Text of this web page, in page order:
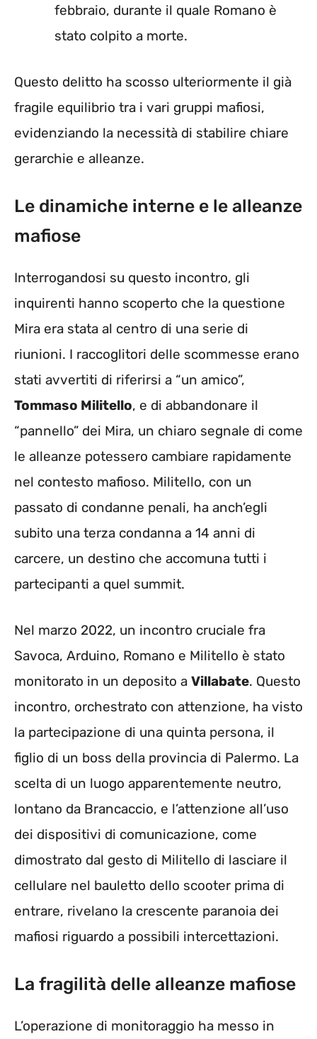
febbraio, durante il quale Romano è
stato colpito a morte.
Questo delitto ha scosso ulteriormente il già
fragile equilibrio tra i vari gruppi mafiosi,
evidenziando la necessità di stabilire chiare
gerarchie e alleanze.
Le dinamiche interne e le alleanze
mafiose
Interrogandosi su questo incontro, gli
inquirenti hanno scoperto che la questione
Mira era stata al centro di una serie di
riunioni. I raccoglitori delle scommesse erano
stati avvertiti di riferirsi a “un amico”,
Tommaso Militello, e di abbandonare il
“pannello” dei Mira, un chiaro segnale di come
le alleanze potessero cambiare rapidamente
nel contesto mafioso. Militello, con un
passato di condanne penali, ha anch’egli
subito una terza condanna a 14 anni di
carcere, un destino che accomuna tutti i
partecipanti a quel summit.
Nel marzo 2022, un incontro cruciale fra
Savoca, Arduino, Romano e Militello è stato
monitorato in un deposito a Villabate. Questo
incontro, orchestrato con attenzione, ha visto
la partecipazione di una quinta persona, il
figlio di un boss della provincia di Palermo. La
scelta di un luogo apparentemente neutro,
lontano da Brancaccio, e l’attenzione all’uso
dei dispositivi di comunicazione, come
dimostrato dal gesto di Militello di lasciare il
cellulare nel bauletto dello scooter prima di
entrare, rivelano la crescente paranoia dei
mafiosi riguardo a possibili intercettazioni.
La fragilità delle alleanze mafiose
L’operazione di monitoraggio ha messo in